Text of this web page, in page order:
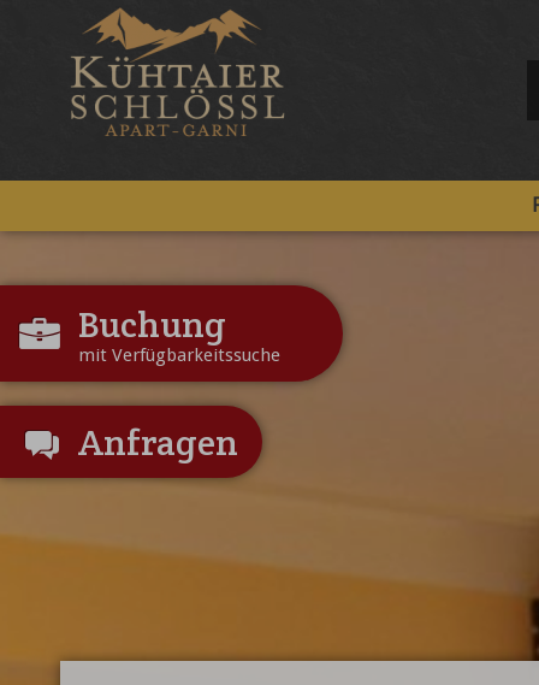
Buchung
mit Verfügbarkeitssuche
Anfragen